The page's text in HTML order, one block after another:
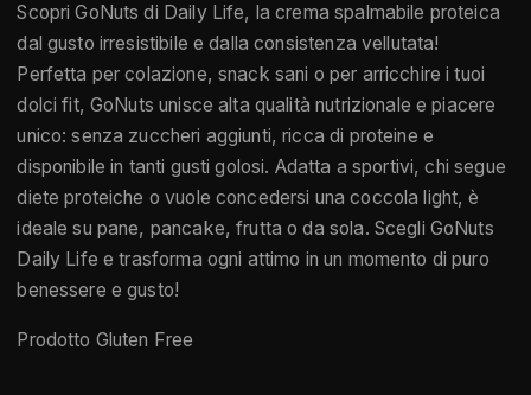
Scopri GoNuts di Daily Life, la crema spalmabile proteica
dal gusto irresistibile e dalla consistenza vellutata!
Perfetta per colazione, snack sani o per arricchire i tuoi
dolci fit, GoNuts unisce alta qualità nutrizionale e piacere
unico: senza zuccheri aggiunti, ricca di proteine e
disponibile in tanti gusti golosi. Adatta a sportivi, chi segue
diete proteiche o vuole concedersi una coccola light, è
ideale su pane, pancake, frutta o da sola. Scegli GoNuts
Daily Life e trasforma ogni attimo in un momento di puro
benessere e gusto!
Prodotto Gluten Free